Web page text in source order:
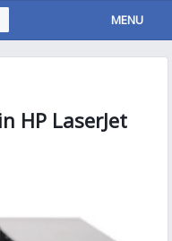
MENU
HP LaserJet